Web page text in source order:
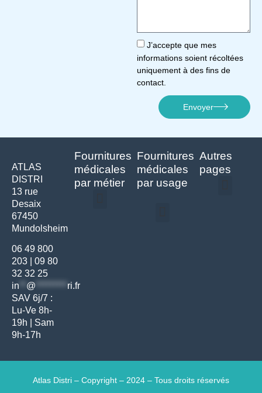
J’accepte que mes
informations soient récoltées
uniquement à des fins de
contact.
Envoyer
ATLAS
DISTRI
13 rue
Desaix
67450
Mundolsheim
06 49 800
203
09 80
32 32 25
in
@ ********* ri.fr
SAV 6j/7 :
Lu-Ve 8h-
19h | Sam
9h-17h
Fournitures
médicales
par métier
Fournitures
médicales
par usage
Autres
pages
Atlas Distri – Copyright – 2024 – Tous droits réservés